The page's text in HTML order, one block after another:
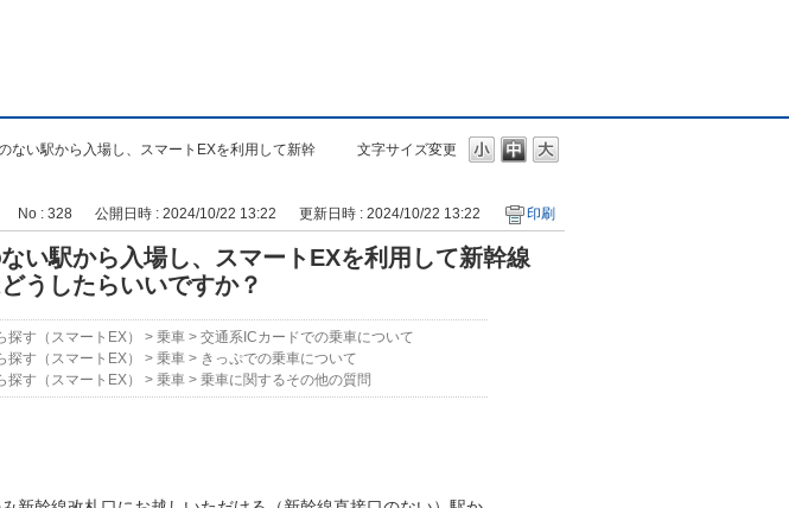
文字サイズ変更
ない駅から入場し、スマートEXを利用して新幹
No : 328 公開日時 : 2024/10/22 13:22 更新日時 : 2024/10/22 13:22 印刷
い駅から入場し、スマートEXを利用して新幹線
うしたらいいですか？
探す（スマートEX） > 乗車> 交通系ICカードでの乗車について
探す（スマートEX）
> 乗車> きっぷでの乗車について
探す（スマートEX）
> 乗車> 乗車に関するその他の質問